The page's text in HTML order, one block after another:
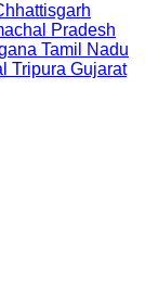
Pradesh
Tamil Nadu
Tripura Gujarat